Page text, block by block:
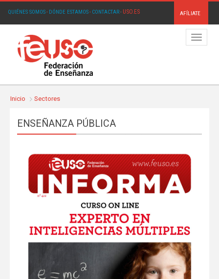
QUIÉNES SOMOS· DÓNDE ESTAMOS· CONTACTAR· USO.ES AFÍLIATE
Menú
Inicio Sectores
ENSEÑANZA PÚBLICA